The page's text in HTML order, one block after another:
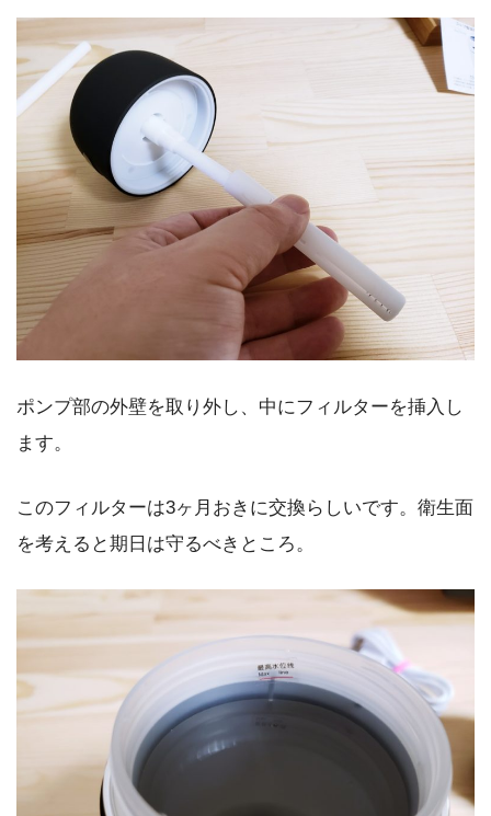
ポンプ部の外壁を取り外し、中にフィルターを挿入し
ます。
このフィルターは3ヶ月おきに交換らしいです。衛生面
を考えると期日は守るべきところ。